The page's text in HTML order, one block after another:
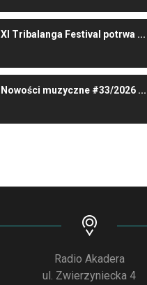
XI Tribalanga Festival potrwa ...
Nowości muzyczne #33/2026 ...
Radio Akadera
ul. Zwierzyniecka 4